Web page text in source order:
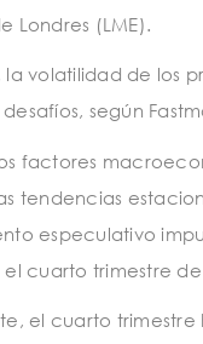
Londres (LME).
la volatilidad de los
según
factores
tendencias
especulativo
cuarto trimestre de
el cuarto trimestre